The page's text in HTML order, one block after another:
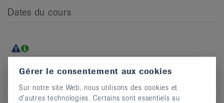
Dates du cours
Jour
je
Heure
15:45 - 16:45
Gérer le consentement aux cookies
Sur notre site Web, nous utilisons des cookies et
d’autres technologies. Certains sont essentiels au